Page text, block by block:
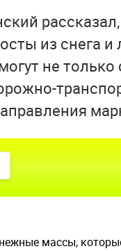
из снега и
не
массы,